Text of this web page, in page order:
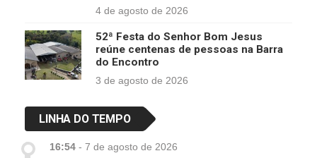
4 de agosto de 2026
52ª Festa do Senhor Bom Jesus
reúne centenas de pessoas na Barra
do Encontro
3 de agosto de 2026
LINHA DO TEMPO
16:54 - 7 de agosto de 2026